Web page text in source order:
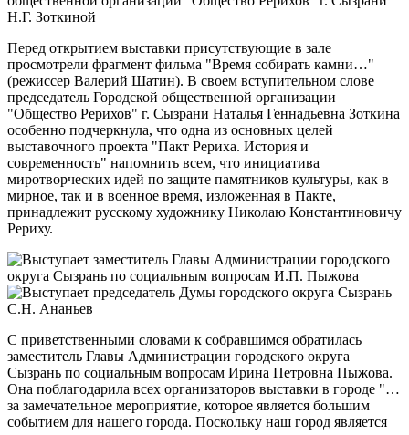
Перед открытием выставки присутствующие в зале
просмотрели фрагмент фильма "Время собирать камни…"
(режиссер Валерий Шатин). В своем вступительном слове
председатель Городской общественной организации
"Общество Рерихов" г. Сызрани Наталья Геннадьевна Зоткина
особенно подчеркнула, что одна из основных целей
выставочного проекта "Пакт Рериха. История и
современность" напомнить всем, что инициатива
миротворческих идей по защите памятников культуры, как в
мирное, так и в военное время, изложенная в Пакте,
принадлежит русскому художнику Николаю Константиновичу
Рериху.
С приветственными словами к собравшимся обратилась
заместитель Главы Администрации городского округа
Сызрань по социальным вопросам Ирина Петровна Пыжова.
Она поблагодарила всех организаторов выставки в городе "…
за замечательное мероприятие, которое является большим
событием для нашего города. Поскольку наш город является